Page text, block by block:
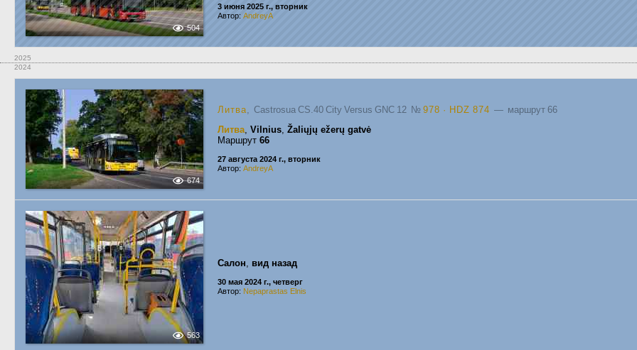
504
3 июня 2025 г., вторник
Автор: AndreyA
2025
2024
674
Литва, Castrosua CS.40 City Versus GNC 12 № 978 · HDZ 874 — маршрут 66
Литва, Vilnius, Žaliųjų ežerų gatvė
Маршрут 66
27 августа 2024 г., вторник
Автор: AndreyA
563
Салон, вид назад
30 мая 2024 г., четверг
Автор: Nepaprastas Elnis